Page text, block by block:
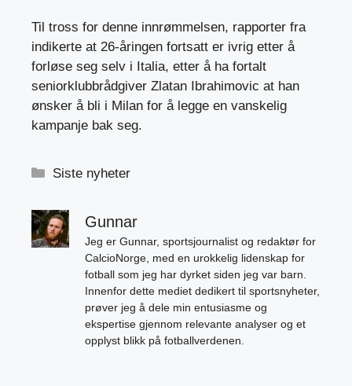
Til tross for denne innrømmelsen, rapporter fra
indikerte at 26-åringen fortsatt er ivrig etter å
forløse seg selv i Italia, etter å ha fortalt
seniorklubbrådgiver Zlatan Ibrahimovic at han
ønsker å bli i Milan for å legge en vanskelig
kampanje bak seg.
Kategorier
Siste nyheter
Gunnar
Jeg er Gunnar, sportsjournalist og redaktør for
CalcioNorge, med en urokkelig lidenskap for
fotball som jeg har dyrket siden jeg var barn.
Innenfor dette mediet dedikert til sportsnyheter,
prøver jeg å dele min entusiasme og
ekspertise gjennom relevante analyser og et
opplyst blikk på fotballverdenen.